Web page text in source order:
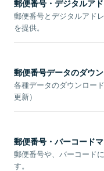
郵便番号・デジタルア
郵便番号とデジタルアド
を提供。
郵便番号データのダウ
各種データのダウンロー
更新）
郵便番号・バーコード
郵便番号や、バーコード
す。